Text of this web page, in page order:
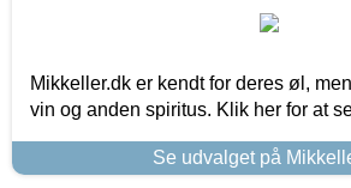
Mikkeller.dk er kendt for deres øl,
vin og anden spiritus. Klik her for at
Se udvalget på